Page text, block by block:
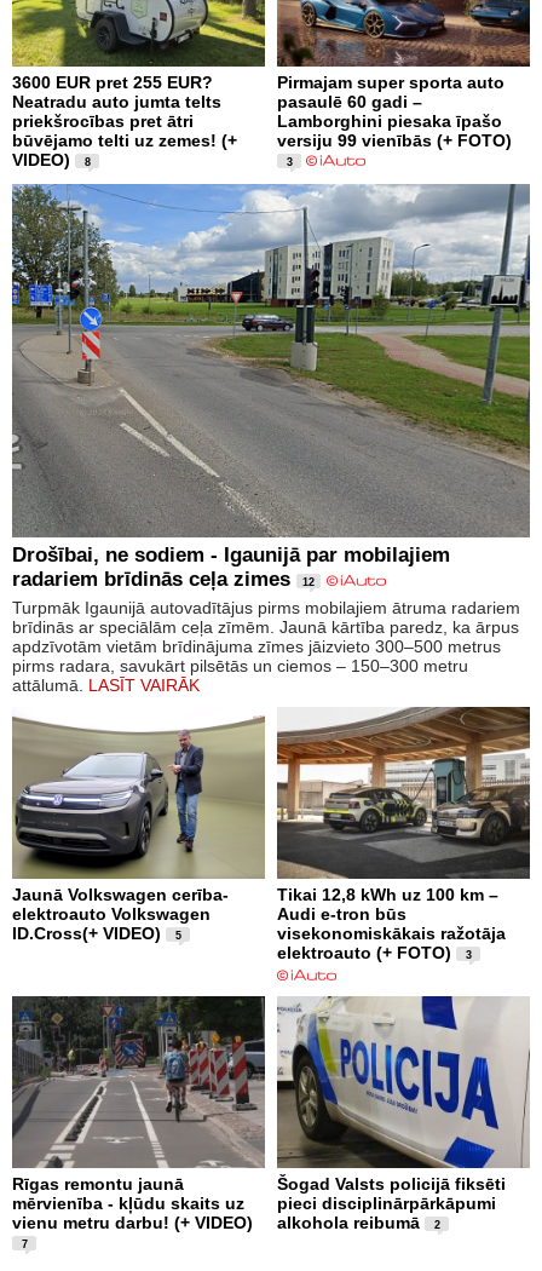
3600 EUR pret 255 EUR?
Neatradu auto jumta telts
priekšrocības pret ātri
būvējamo telti uz zemes! (+
VIDEO)
8
Pirmajam super sporta auto
pasaulē 60 gadi –
Lamborghini piesaka īpašo
versiju 99 vienībās (+ FOTO)
3
Drošībai, ne sodiem - Igaunijā par mobilajiem
radariem brīdinās ceļa zimes
12
Turpmāk Igaunijā autovadītājus pirms mobilajiem ātruma radariem
brīdinās ar speciālām ceļa zīmēm. Jaunā kārtība paredz, ka ārpus
apdzīvotām vietām brīdinājuma zīmes jāizvieto 300–500 metrus
pirms radara, savukārt pilsētās un ciemos – 150–300 metru
attālumā. LASĪT VAIRĀK
Jaunā Volkswagen cerība-
elektroauto Volkswagen
ID.Cross(+ VIDEO)
5
Tikai 12,8 kWh uz 100 km –
Audi e-tron būs
visekonomiskākais ražotāja
elektroauto (+ FOTO)
3
Rīgas remontu jaunā
mērvienība - kļūdu skaits uz
vienu metru darbu! (+ VIDEO)
7
Šogad Valsts policijā fiksēti
pieci disciplinārpārkāpumi
alkohola reibumā
2